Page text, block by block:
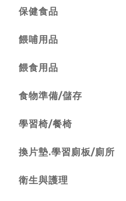
保健食品
餵哺用品
餵食用品
食物準備/儲存
學習椅/餐椅
換片墊.學習廁板/廁所
衛生與護理